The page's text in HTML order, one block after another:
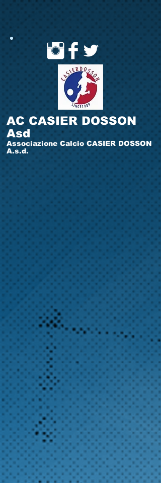
AC CASIER DOSSON
Asd
Associazione Calcio CASIER DOSSON
A.s.d.